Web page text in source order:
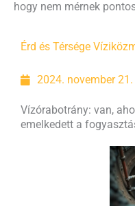
hogy nem mérnek
Érd és Térsége
2024. november
Vízórabotrány: van,
emelkedett a